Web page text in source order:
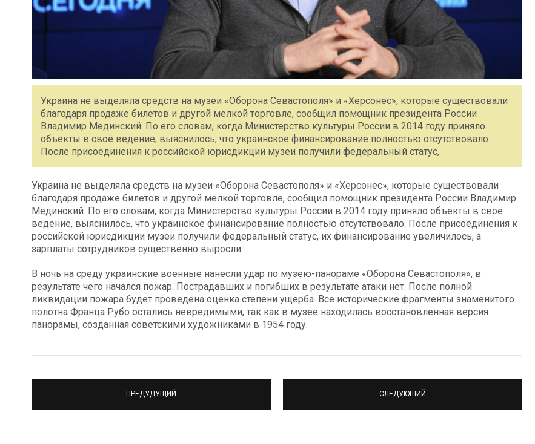
Украина не выделяла средств на музеи «Оборона Севастополя» и «Херсонес», которые существовали
благодаря продаже билетов и другой мелкой торговле, сообщил помощник президента России
Владимир Мединский. По его словам, когда Министерство культуры России в 2014 году приняло
объекты в своё ведение, выяснилось, что украинское финансирование полностью отсутствовало.
После присоединения к российской юрисдикции музеи получили федеральный статус,
Украина не выделяла средств на музеи «Оборона Севастополя» и «Херсонес», которые существовали
благодаря продаже билетов и другой мелкой торговле, сообщил помощник президента России Владимир
Мединский. По его словам, когда Министерство культуры России в 2014 году приняло объекты в своё
ведение, выяснилось, что украинское финансирование полностью отсутствовало. После присоединения к
российской юрисдикции музеи получили федеральный статус, их финансирование увеличилось, а
зарплаты сотрудников существенно выросли.
В ночь на среду украинские военные нанесли удар по музею-панораме «Оборона Севастополя», в
результате чего начался пожар. Пострадавших и погибших в результате атаки нет. После полной
ликвидации пожара будет проведена оценка степени ущерба. Все исторические фрагменты знаменитого
полотна Франца Рубо остались невредимыми, так как в музее находилась восстановленная версия
панорамы, созданная советскими художниками в 1954 году.
ПРЕДУДУЩИЙ СЛЕДУЮЩИЙ